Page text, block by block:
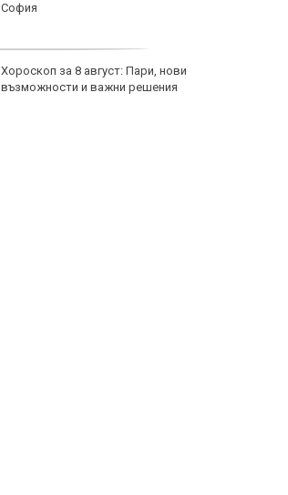
София
Хороскоп за 8 август: Пари, нови
възможности и важни решения